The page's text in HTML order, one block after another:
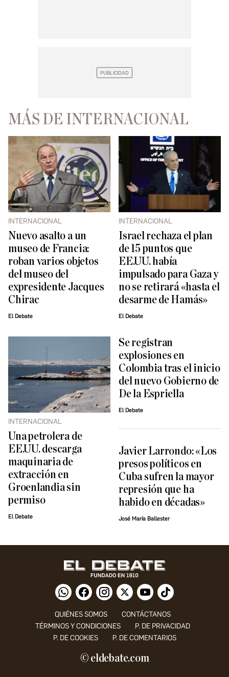
MÁS DE INTERNACIONAL
INTERNACIONAL
Nuevo asalto a un
museo de Francia:
roban varios objetos
del museo del
expresidente Jacques
Chirac
El Debate
INTERNACIONAL
Israel rechaza el plan
de 15 puntos que
EE.UU. había
impulsado para Gaza y
no se retirará «hasta el
desarme de Hamás»
El Debate
INTERNACIONAL
Una petrolera de
EE.UU. descarga
maquinaria de
extracción en
Groenlandia sin
permiso
El Debate
Se registran
explosiones en
Colombia tras el inicio
del nuevo Gobierno de
De la Espriella
El Debate
Javier Larrondo: «Los
presos políticos en
Cuba sufren la mayor
represión que ha
habido en décadas»
José María Ballester
QUIÉNES SOMOS
CONTÁCTANOS
TÉRMINOS Y CONDICIONES
P. DE PRIVACIDAD
P. DE COOKIES
P. DE COMENTARIOS
© eldebate.com